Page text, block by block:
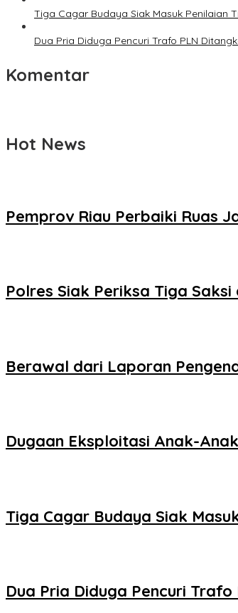
Tiga Cagar Budaya Siak Masuk Penilaian
Dua Pria Diduga Pencuri Trafo PLN
Komentar
Hot News
Pemprov Riau Perbaiki Ruas
Polres Siak Periksa Tiga
Berawal dari Laporan
Dugaan Eksploitasi Anak-
Tiga Cagar Budaya Siak
Dua Pria Diduga Pencuri